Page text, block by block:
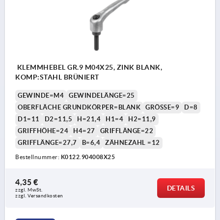
KLEMMHEBEL GR.9 M04X25, ZINK BLANK,
KOMP:STAHL BRÜNIERT
GEWINDE=M4
GEWINDELÄNGE=25
OBERFLÄCHE GRUNDKÖRPER=BLANK
GRÖSSE=9
D=8
D1=11
D2=11,5 H=21,4 H1=4
H2=11,9
GRIFFHÖHE=24
H4=27
GRIFFLÄNGE=22
GRIFFLÄNGE=27,7
B=6,4 ZÄHNEZAHL =12
Bestellnummer: K0122.904008X25
4,35 €
zzgl. MwSt.
zzgl. Versandkosten
DETAILS